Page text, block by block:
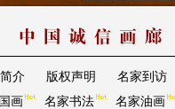
介 版权声明
名家到访
画 名家书法 名家油画